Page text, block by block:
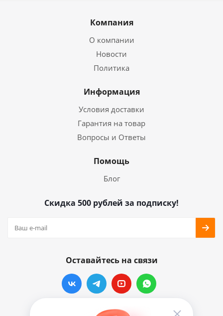
Компания
О компании
Новости
Политика
Информация
Условия доставки
Гарантия на товар
Вопросы и Ответы
Помощь
Блог
Скидка 500 рублей за подписку!
Оставайтесь на связи
Наши контакты